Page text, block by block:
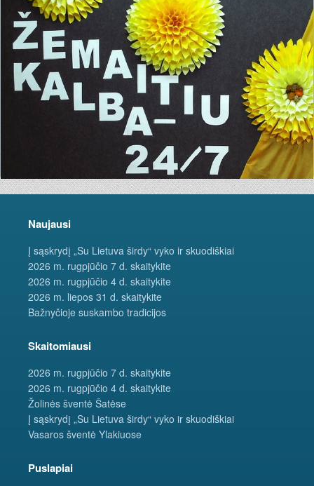
Naujausi
Į sąskrydį „Su Lietuva širdy“ vyko ir skuodiškiai
2026 m. rugpjūčio 7 d. skaitykite
2026 m. rugpjūčio 4 d. skaitykite
2026 m. liepos 31 d. skaitykite
Bažnyčioje suskambo tradicijos
Skaitomiausi
2026 m. rugpjūčio 7 d. skaitykite
2026 m. rugpjūčio 4 d. skaitykite
Žolinės šventė Šatėse
Į sąskrydį „Su Lietuva širdy“ vyko ir skuodiškiai
Vasaros šventė Ylakiuose
Puslapiai